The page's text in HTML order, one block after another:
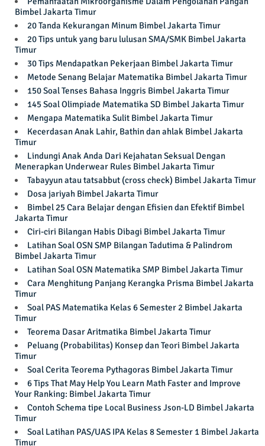
Bimbel Jakarta Timur
20 Tanda Kekurangan Minum Bimbel Jakarta Timur
20 Tips untuk yang baru lulusan SMA/SMK Bimbel Jakarta
Timur
30 Tips Mendapatkan Pekerjaan Bimbel Jakarta Timur
Metode Senang Belajar Matematika Bimbel Jakarta Timur
150 Soal Tenses Bahasa Inggris Bimbel Jakarta Timur
145 Soal Olimpiade Matematika SD Bimbel Jakarta Timur
Mengapa Matematika Sulit Bimbel Jakarta Timur
Kecerdasan Anak Lahir, Bathin dan ahlak Bimbel Jakarta
Timur
Lindungi Anak Anda Dari Kejahatan Seksual Dengan
Menerapkan Underwear Rules Bimbel Jakarta Timur
Tabayyun atau tatsabbut (cross check) Bimbel Jakarta Timur
Dosa jariyah Bimbel Jakarta Timur
Bimbel 25 Cara Belajar dengan Efisien dan Efektif Bimbel
Jakarta Timur
Ciri-ciri Bilangan Habis Dibagi Bimbel Jakarta Timur
Latihan Soal OSN SMP Bilangan Tadutima & Palindrom
Bimbel Jakarta Timur
Latihan Soal OSN Matematika SMP Bimbel Jakarta Timur
Cara Menghitung Panjang Kerangka Prisma Bimbel Jakarta
Timur
Soal PAS Matematika Kelas 6 Semester 2 Bimbel Jakarta
Timur
Teorema Dasar Aritmatika Bimbel Jakarta Timur
Peluang (Probabilitas) Konsep dan Teori Bimbel Jakarta
Timur
Soal Cerita Teorema Pythagoras Bimbel Jakarta Timur
6 Tips That May Help You Learn Math Faster and Improve
Your Ranking: Bimbel Jakarta Timur
Contoh Schema tipe Local Business Json-LD Bimbel Jakarta
Timur
Soal Latihan PAS/UAS IPA Kelas 8 Semester 1 Bimbel Jakarta
Timur